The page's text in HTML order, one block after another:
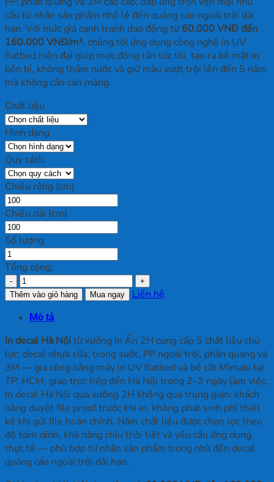
cầu từ nhãn sản phẩm nhỏ lẻ đến quảng cáo ngoài trời dài
hạn. Với mức giá cạnh tranh dao động từ60.000 VNĐ đến
160.000 VNĐ/m², chúng tôi ứng dụng công nghệ in UV
flatbed hiện đại giúp mực đóng rắn tức thì, tạo ra bề mặt in
bền bỉ, không thấm nước và giữ màu vượt trội lên đến 5 năm
mà không cần cán màng.
Chất liệu
Hình dạng
Quy cách
Chiều rộng (cm)
Chiều dài (cm)
Số lượng
Tổng cộng:
In
Decal
Nội
số
lượng
Thêm vào giỏ hàng Mua ngay Liên hệ
Mô tả
In decal Hà Nộitừ xưởng In Ấn 2H cung cấp 5 chất liệu chủ
lực: decal nhựa sữa, trong suốt, PP ngoài trời, phản quang và
3M — gia công bằng máy in UV flatbed và bế cắt Mimaki tại
TP. HCM, giao trực tiếp đến Hà Nội trong 2–3 ngày làm việc.
In decal Hà Nội qua xưởng 2H không qua trung gian: khách
hàng duyệt file proof trước khi in, không phát sinh phí thiết
kế khi gửi file hoàn chỉnh. Năm chất liệu được chọn lọc theo
độ bám dính, khả năng chịu thời tiết và yêu cầu ứng dụng
thực tế — phù hợp từ nhãn sản phẩm trong nhà đến decal
quảng cáo ngoài trời dài hạn.